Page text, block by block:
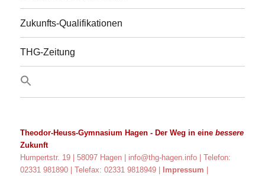
Zukunfts-Qualifikationen
THG-Zeitung
Theodor-Heuss-Gymnasium Hagen - Der Weg in einebessere
Zukunft
Humpertstr. 19 | 58097 Hagen | info@thg-hagen.info
| Telefon:
02331 981890 | Telefax: 02331 9818949 |
Impressum